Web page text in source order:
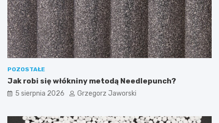
POZOSTAŁE
Jak robi się włókniny metodą Needlepunch?
5 sierpnia 2026 Grzegorz Jaworski